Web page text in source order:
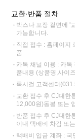
교환·반품 절차
박스나 포장 겉면에 '
가능합니다.
직접 접수 : 홈페이지
품
카톡 채널 이용 : 카
품내용 (상품명,사이
록시걸 고객센터
교환 접수 후 CJ대한
12,000원)동봉 또는
반품 접수 후 CJ대한
이내 택배비 차감 또
택배비 입금 계좌 :